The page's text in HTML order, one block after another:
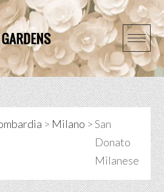
> Milano >San
Donato
Milanese